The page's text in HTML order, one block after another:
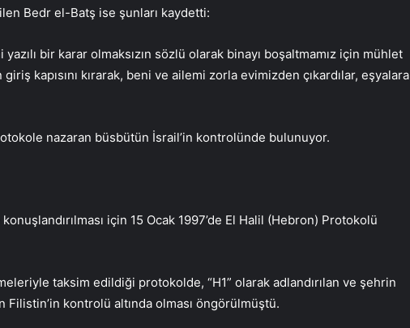
Bedr el-Batş ise şunları kaydetti:
bir karar olmaksızın sözlü olarak binayı boşaltmamız için mühlet
giriş kapısını kırarak, beni ve ailemi zorla evimizden çıkardılar, eşyalara
nazaran büsbütün İsrail’in kontrolünde bulunuyor.
için 15 Ocak 1997’de El Halil (Hebron) Protokolü
taksim edildiği protokolde, “H1” olarak adlandırılan ve şehrin
kontrolü altında olması öngörülmüştü.